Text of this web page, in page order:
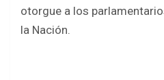
otorgue a los
la Nación.